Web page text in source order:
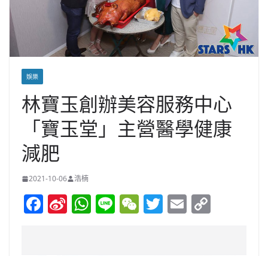
娛樂
林寶玉創辦美容服務中心
「寶玉堂」主營醫學健康
減肥
2021-10-06 浩楠
F Si W Li W T E